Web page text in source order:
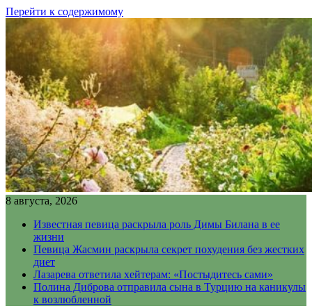
Перейти к содержимому
8 августа, 2026
Известная певица раскрыла роль Димы Билана в ее
жизни
Певица Жасмин раскрыла секрет похудения без жестких
диет
Лазарева ответила хейтерам: «Постыдитесь сами»
Полина Диброва отправила сына в Турцию на каникулы
к возлюбленной